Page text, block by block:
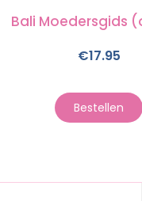
Bali Moedersgids
€17.95
Bestellen